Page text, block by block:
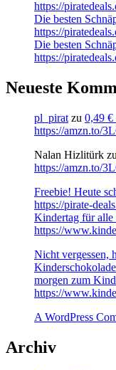
https://
Die besten
https://
Die besten
https://
Neueste
pl_pirat zu 0,49 €
https://amzn.to/
Nalan Hizlitürk zu
https://amzn.to/
Freebie! Heute
https://pirate-
Kindertag für
https://
Nicht vergessen,
morgen zum
https://
A WordPress
Archiv